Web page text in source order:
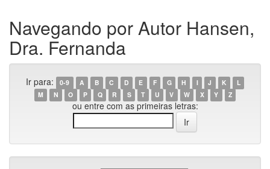
Navegando por Autor Hansen,
Dra. Fernanda
Ir para: 0-9 A B C D E F G H I J K
L
M
N O P Q R S T U V W X Y Z
ou entre com as primeiras letras: